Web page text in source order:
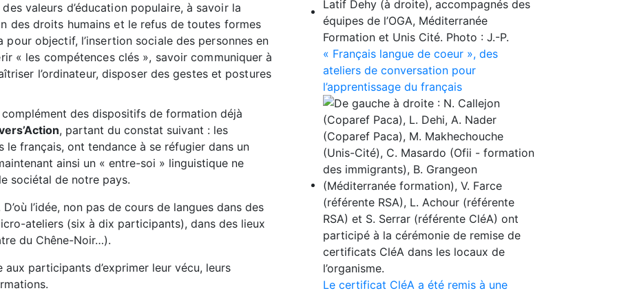
valeurs d’éducation populaire, à savoir la
des droits humains et le refus de toutes formes
objectif, l’insertion sociale des personnes en
« les compétences clés », savoir communiquer à
l’ordinateur, disposer des gestes et postures
des dispositifs de formation déjà
, partant du constat suivant : les
le français, ont tendance à se réfugier dans un
ainsi un « entre-soi » linguistique ne
sociétal de notre pays.
l’idée, non pas de cours de langues dans des
ateliers (six à dix participants), dans des lieux
du Chêne-Noir…).
participants d’exprimer leur vécu, leurs
« Français langue de coeur », des
ateliers de conversation pour
l’apprentissage du français
Le certificat CléA a été remis à une